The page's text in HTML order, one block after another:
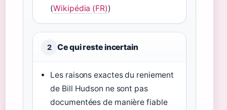
(Wikipédia (FR))
2 Ce qui reste incertain
Les raisons exactes du reniement
de Bill Hudson ne sont pas
documentées de manière fiable